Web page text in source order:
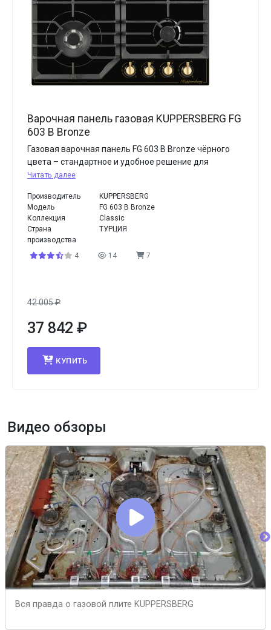
Варочная панель газовая KUPPERSBERG FG
603 B Bronze
Газовая варочная панель FG 603 B Bronze чёрного
цвета – стандартное и удобное решение для
Читать далее
Производитель
KUPPERSBERG
Модель
FG 603 B Bronze
Коллекция
Classic
Страна
производства
ТУРЦИЯ
4 14 7
42 005₽
37 842 ₽
КУПИТЬ
Видео обзоры
Вся правда о газовой плите KUPPERSBERG